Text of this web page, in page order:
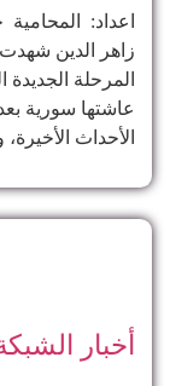
اعداد: المحامية
زاهر الدين ​شهدت
المرحلة الجديدة
عاشتها سورية
الأحداث
أخبار